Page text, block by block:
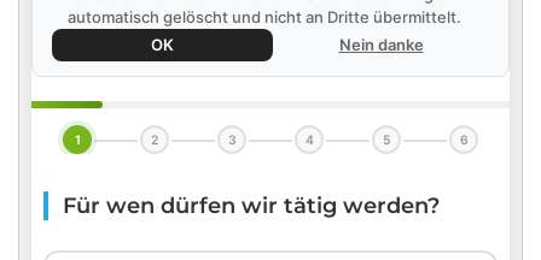
automatisch gelöscht und nicht an Dritte übermittelt.
OK
Nein danke
1 2 3 4 5 6
Für wen dürfen wir tätig werden?